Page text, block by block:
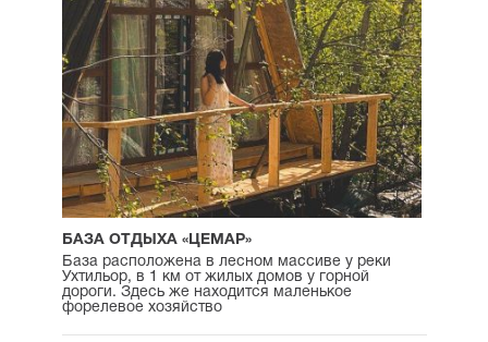
БАЗА ОТДЫХА «ЦЕМАР»
База расположена в лесном массиве у реки
Ухтильор, в 1 км от жилых домов у горной
дороги. Здесь же находится маленькое
форелевое хозяйство